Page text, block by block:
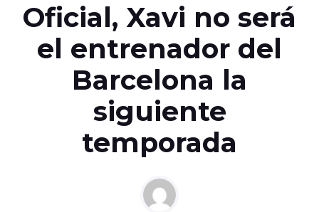
Oficial, Xavi no será
el entrenador del
Barcelona la
siguiente
temporada